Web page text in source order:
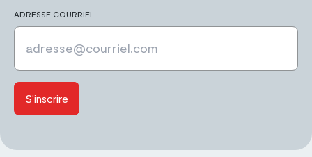
ADRESSE COURRIEL
S'inscrire